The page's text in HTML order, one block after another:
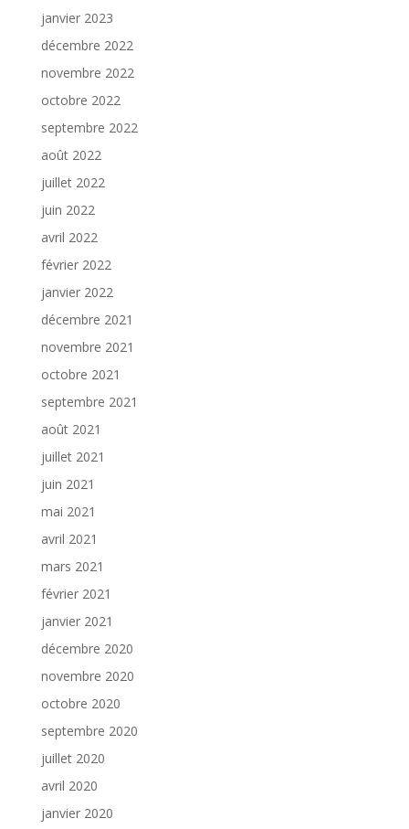
janvier 2023
décembre 2022
novembre 2022
octobre 2022
septembre 2022
août 2022
juillet 2022
juin 2022
avril 2022
février 2022
janvier 2022
décembre 2021
novembre 2021
octobre 2021
septembre 2021
août 2021
juillet 2021
juin 2021
mai 2021
avril 2021
mars 2021
février 2021
janvier 2021
décembre 2020
novembre 2020
octobre 2020
septembre 2020
juillet 2020
avril 2020
janvier 2020